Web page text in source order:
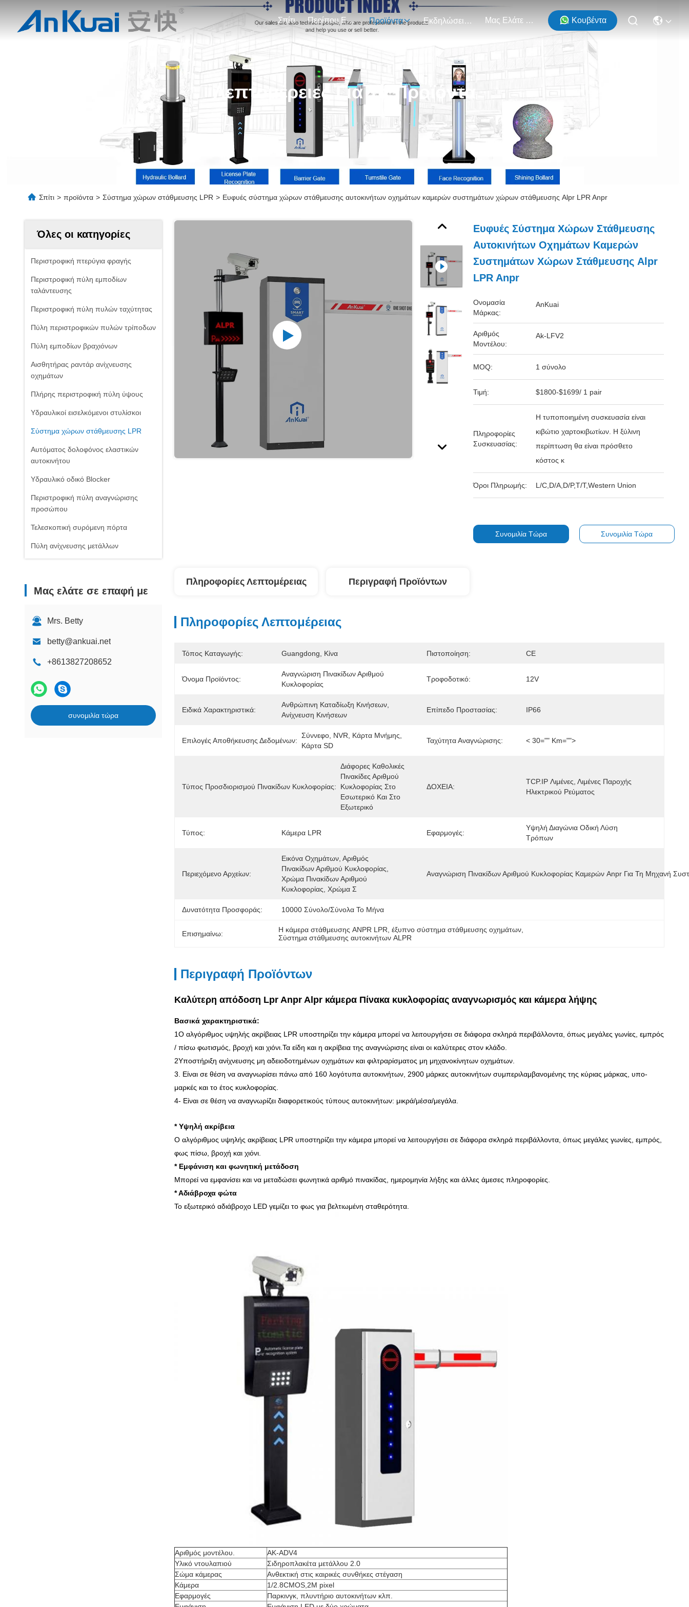
Σπίτι Περίπου Εμείς Προϊόντα Εκδηλώσεις Μας Ελάτε Σε Επαφή Με Κουβέντα
Λεπτομέρειες Για Τα Προϊόντα
Σπίτι > προϊόντα > Σύστημα χώρων στάθμευσης LPR > Ευφυές σύστημα χώρων στάθμευσης αυτοκινήτων οχημάτων καμερών συστημάτων χώρων στάθμευσης Alpr LPR Anpr
Όλες οι κατηγορίες
Περιστροφική πτερύγια φραγής
Περιστροφική πύλη εμποδίων
ταλάντευσης
Περιστροφική πύλη πυλών ταχύτητας
Πύλη περιστροφικών πυλών τρίποδων
Πύλη εμποδίων βραχιόνων
Αισθητήρας ραντάρ ανίχνευσης
οχημάτων
Πλήρης περιστροφική πύλη ύψους
Υδραυλικοί εισελκόμενοι στυλίσκοι
Σύστημα χώρων στάθμευσης LPR
Αυτόματος δολοφόνος ελαστικών
αυτοκινήτου
Υδραυλικό οδικό Blocker
Περιστροφική πύλη αναγνώρισης
προσώπου
Τελεσκοπική συρόμενη πόρτα
Πύλη ανίχνευσης μετάλλων
Μας ελάτε σε επαφή με
Mrs. Betty
betty@ankuai.net
+8613827208652
συνομιλία τώρα
Ευφυές Σύστημα Χώρων Στάθμευσης
Αυτοκινήτων Οχημάτων Καμερών
Συστημάτων Χώρων Στάθμευσης Alpr
LPR Anpr
Ονομασία
Μάρκας:
AnKuai
Αριθμός
Μοντέλου:
Ak-LFV2
MOQ: 1 σύνολο
Τιμή: $1800-$1699/ 1 pair
Πληροφορίες
Συσκευασίας:
Η τυποποιημένη συσκευασία είναι
κιβώτιο χαρτοκιβωτίων. Η ξύλινη
περίπτωση θα είναι πρόσθετο
κόστος κ
Όροι Πληρωμής: L/C,D/A,D/P,T/T,Western Union
Συνομιλία Τώρα Συνομιλία Τώρα
Πληροφορίες Λεπτομέρειας Περιγραφή Προϊόντων
Πληροφορίες Λεπτομέρειας
Τόπος Καταγωγής: Guangdong, Κίνα Πιστοποίηση: CE
Όνομα Προϊόντος:
Αναγνώριση Πινακίδων Αριθμού
Κυκλοφορίας
Τροφοδοτικό: 12V
Ειδικά Χαρακτηριστικά:
Ανθρώπινη Καταδίωξη Κινήσεων,
Ανίχνευση Κινήσεων
Επίπεδο Προστασίας: IP66
Επιλογές Αποθήκευσης Δεδομένων:
Σύννεφο, NVR, Κάρτα Μνήμης,
Κάρτα SD
Ταχύτητα Αναγνώρισης: < 30="" Km="">
Τύπος Προσδιορισμού Πινακίδων Κυκλοφορίας:
Διάφορες Καθολικές
Πινακίδες Αριθμού
Κυκλοφορίας Στο
Εσωτερικό Και Στο
Εξωτερικό
ΔΟΧΕΙΑ:
TCP.IP Λιμένες, Λιμένες Παροχής
Ηλεκτρικού Ρεύματος
Τύπος: Κάμερα LPR Εφαρμογές:
Υψηλή Διαγώνια Οδική Λύση
Τρόπων
Περιεχόμενο Αρχείων:
Εικόνα Οχημάτων, Αριθμός
Πινακίδων Αριθμού Κυκλοφορίας,
Χρώμα Πινακίδων Αριθμού
Κυκλοφορίας, Χρώμα Σ
Αναγνώριση Πινακίδων Αριθμού Κυκλοφορίας Καμερών Anpr Για Τη Μηχανή
Δυνατότητα Προσφοράς: 10000 Σύνολο/σύνολα Το Μήνα
Επισημαίνω: Η κάμερα στάθμευσης ANPR LPR , έξυπνο σύστημα στάθμευσης οχημάτων
Σύστημα στάθμευσης αυτοκινήτων ALPR
Περιγραφή Προϊόντων
Καλύτερη απόδοση Lpr Anpr Alpr κάμερα Πίνακα κυκλοφορίας αναγνωρισμός και κάμερα λήψης
Βασικά χαρακτηριστικά:
1Ο αλγόριθμος υψηλής ακρίβειας LPR υποστηρίζει την κάμερα μπορεί να λειτουργήσει σε διάφορα σκληρά περιβάλλοντα, όπως μεγάλες γωνίες, εμπρός
/ πίσω φωτισμός, βροχή και χιόνι.Τα είδη και η ακρίβεια της αναγνώρισης είναι οι καλύτερες στον κλάδο.
2Υποστήριξη ανίχνευσης μη αδειοδοτημένων οχημάτων και φιλτραρίσματος μη μηχανοκίνητων οχημάτων.
3. Είναι σε θέση να αναγνωρίσει πάνω από 160 λογότυπα αυτοκινήτων, 2900 μάρκες αυτοκινήτων συμπεριλαμβανομένης της κύριας μάρκας, υπο-
μαρκές και το έτος κυκλοφορίας.
4- Είναι σε θέση να αναγνωρίζει διαφορετικούς τύπους αυτοκινήτων: μικρά/μέσα/μεγάλα.
* Υψηλή ακρίβεια
Ο αλγόριθμος υψηλής ακρίβειας LPR υποστηρίζει την κάμερα μπορεί να λειτουργήσει σε διάφορα σκληρά περιβάλλοντα, όπως μεγάλες γωνίες, εμπρός,
φως πίσω, βροχή και χιόνι.
* Εμφάνιση και φωνητική μετάδοση
Μπορεί να εμφανίσει και να μεταδώσει φωνητικά αριθμό πινακίδας, ημερομηνία λήξης και άλλες άμεσες πληροφορίες.
* Αδιάβροχα φώτα
Το εξωτερικό αδιάβροχο LED γεμίζει το φως για βελτιωμένη σταθερότητα.
Αριθμός μοντέλου.
AK-ADV4
Υλικό ντουλαπιού
Σιδηροπλακέτα μετάλλου 2.0
Σώμα κάμερας
Ανθεκτική στις καιρικές συνθήκες στέγαση
Κάμερα
1/2.8CMOS,2M pixel
Εφαρμογές
Παρκινγκ, πλυντήριο αυτοκινήτων κλπ.